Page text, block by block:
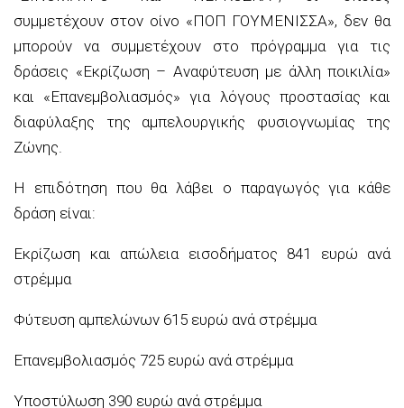
συμμετέχουν στον οίνο «ΠΟΠ ΓΟΥΜΕΝΙΣΣΑ», δεν θα
μπορούν να συμμετέχουν στο πρόγραμμα για τις
δράσεις «Εκρίζωση – Αναφύτευση με άλλη ποικιλία»
και «Επανεμβολιασμός» για λόγους προστασίας και
διαφύλαξης της αμπελουργικής φυσιογνωμίας της
Ζώνης.
Η επιδότηση που θα λάβει ο παραγωγός για κάθε
δράση είναι:
Εκρίζωση και απώλεια εισοδήματος 841 ευρώ ανά
στρέμμα
Φύτευση αμπελώνων 615 ευρώ ανά στρέμμα
Επανεμβολιασμός 725 ευρώ ανά στρέμμα
Υποστύλωση 390 ευρώ ανά στρέμμα